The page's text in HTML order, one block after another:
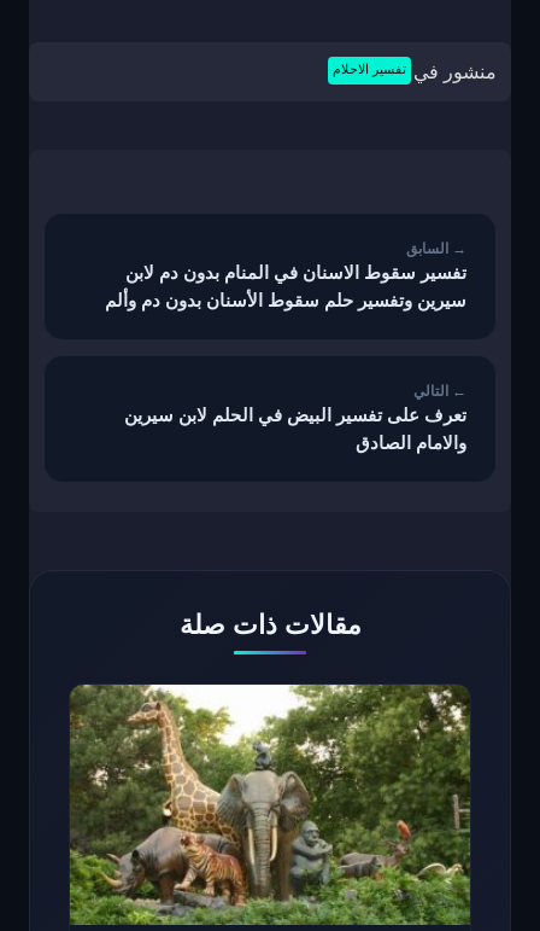
منشور في تفسير الاحلام
تفسير سقوط الاسنان في المنام بدون دم لابن
سيرين وتفسير حلم سقوط الأسنان بدون دم وألم
تعرف على تفسير البيض في الحلم لابن سيرين
والامام الصادق
مقالات ذات صلة